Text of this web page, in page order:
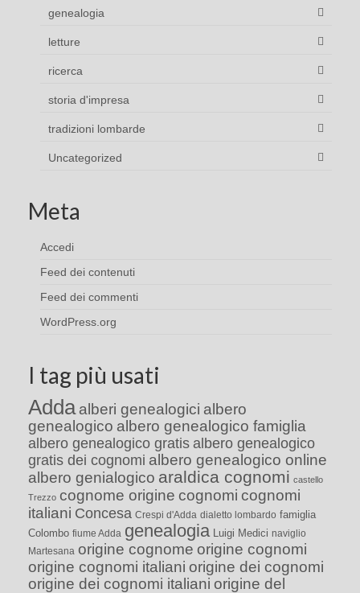
genealogia
letture
ricerca
storia d'impresa
tradizioni lombarde
Uncategorized
Meta
Accedi
Feed dei contenuti
Feed dei commenti
WordPress.org
I tag più usati
Adda alberi genealogici albero
genealogico albero genealogico famiglia
albero genealogico gratis albero genealogico
gratis dei cognomi albero genealogico online
albero genialogico araldica cognomi castello
Trezzo cognome origine cognomi cognomi
italiani Concesa Crespi d'Adda dialetto lombardo famiglia
Colombo fiume Adda genealogia Luigi Medici naviglio
Martesana origine cognome origine cognomi
origine cognomi italiani origine dei cognomi
origine dei cognomi italiani origine del